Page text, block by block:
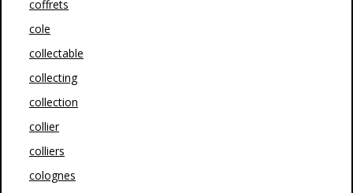
coffrets
cole
collectable
collecting
collection
collier
colliers
colognes